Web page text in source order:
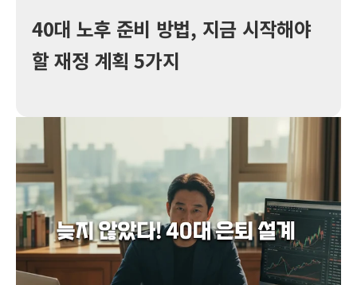
40대 노후 준비 방법, 지금 시작해야
할 재정 계획 5가지